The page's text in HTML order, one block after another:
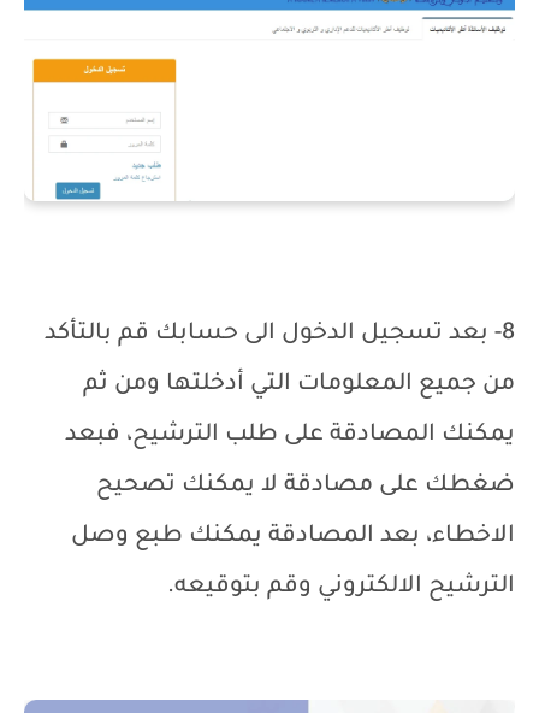
8- بعد تسجيل الدخول الى حسابك قم بالتأكد
من جميع المعلومات التي أدخلتها ومن ثم
يمكنك المصادقة على طلب الترشيح، فبعد
ضغطك على مصادقة لا يمكنك تصحيح
الاخطاء، بعد المصادقة يمكنك طبع وصل
الترشيح الالكتروني وقم بتوقيعه.